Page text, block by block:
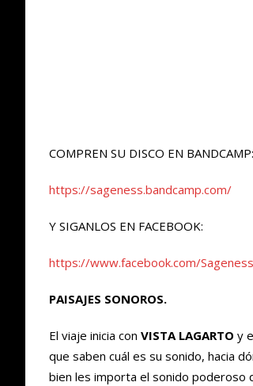
COMPREN SU DISCO EN BANDCAMP:
https://sageness.bandcamp.com/
Y SIGANLOS EN FACEBOOK:
https://www.facebook.com/
PAISAJES SONOROS.
El viaje inicia con VISTA LAGARTO y
que saben cuál es su sonido, hacia
bien les importa el sonido poderoso